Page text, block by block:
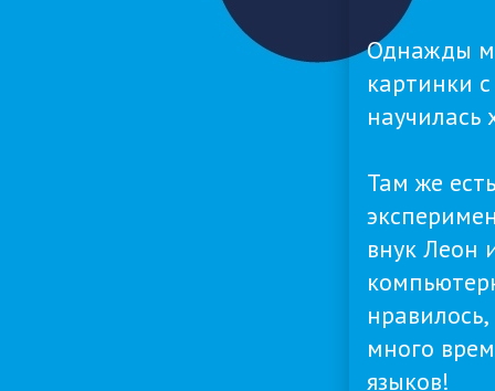
Однажды
картинки
научилась
Там же
внук Леон
много
языков!